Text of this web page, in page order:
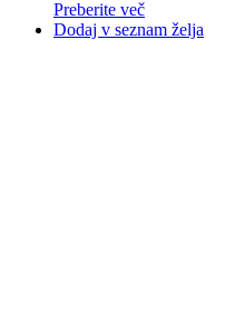
Preberite več
Dodaj v seznam želja